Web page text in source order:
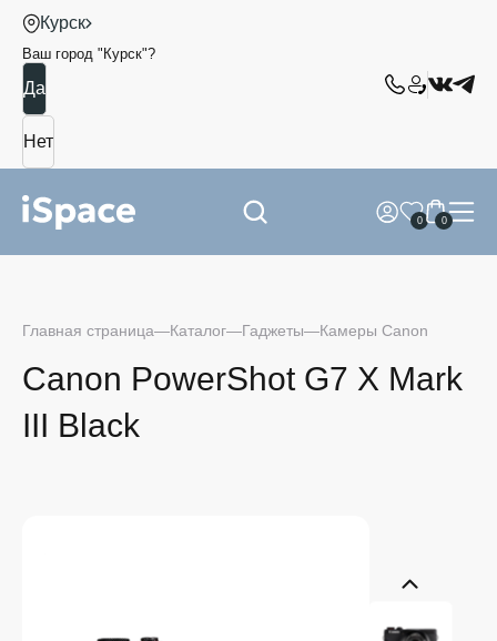
Курск
Ваш город " Курск"?
0 0
Главная страница Каталог Гаджеты Камеры Canon
Canon PowerShot G7 X Mark
III Black